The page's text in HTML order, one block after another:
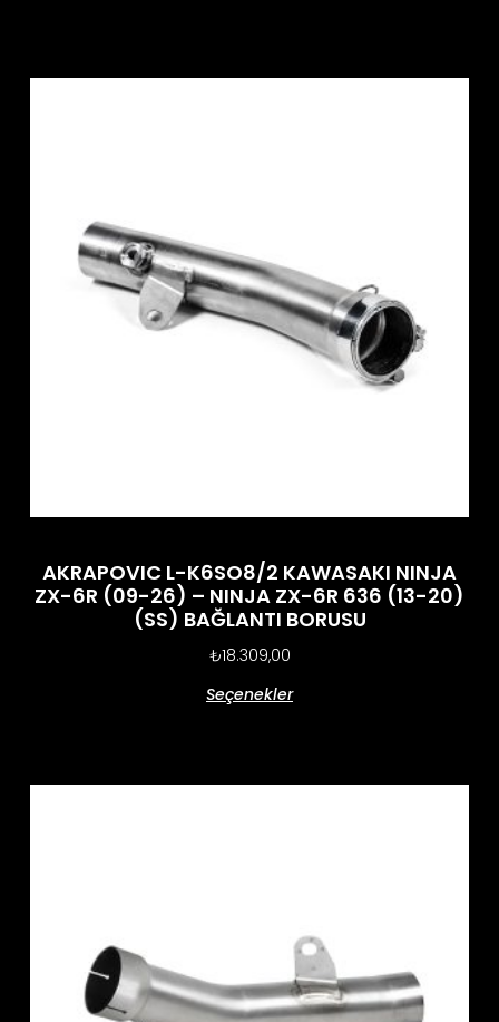
AKRAPOVIC L-K6SO8/2 KAWASAKI NINJA
ZX-6R (09-26) – NINJA ZX-6R 636 (13-20)
(SS) BAĞLANTI BORUSU
₺18.309,00
Seçenekler